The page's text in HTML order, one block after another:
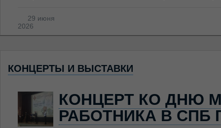
29 июня
2026
КОНЦЕРТЫ И ВЫСТАВКИ
КОНЦЕРТ КО ДНЮ
РАБОТНИКА В СПБ